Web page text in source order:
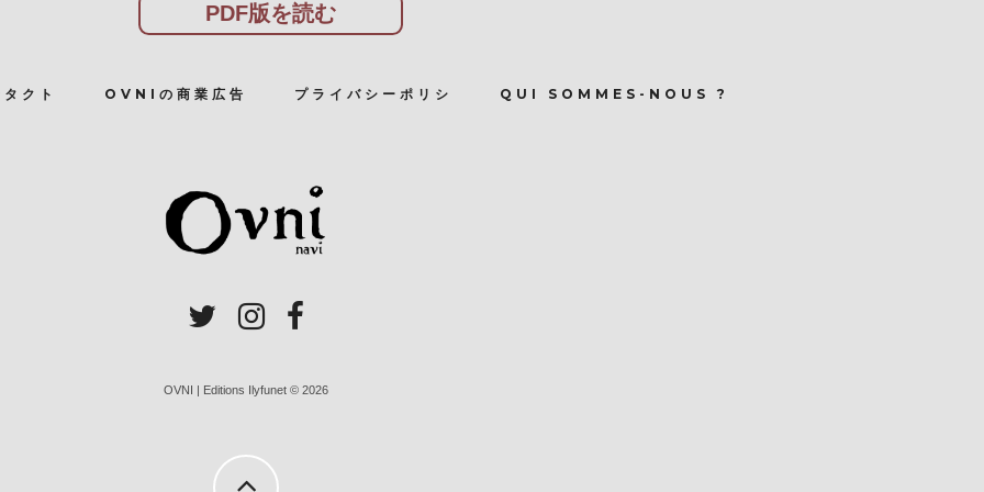
PDF版を読む
タクト OVNIの商業広告 プライバシーポリシ QUI SOMMES-NOUS ?
OVNI | Editions Ilyfunet © 2026